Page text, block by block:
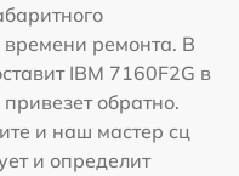
времени ремонта. В
IBM 7160F2G в
обратно.
и наш мастер сц
и определит